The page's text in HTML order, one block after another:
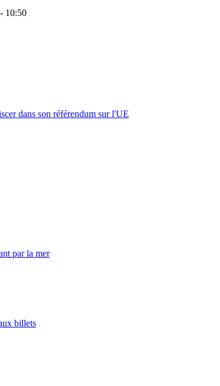
10:50
dans son référendum sur l'UE
par la mer
billets